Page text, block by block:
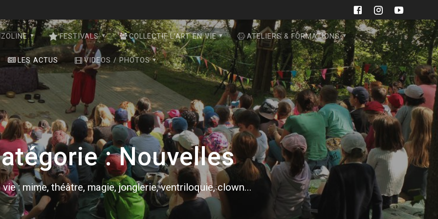
FESTIVALS COLLECTIF L’ART EN VIE ATELIERS & FORMATIONS
LES ACTUS VIDEOS / PHOTOS
:Nouvelles
: mime, théâtre, magie, jonglerie, ventriloquie, clown...